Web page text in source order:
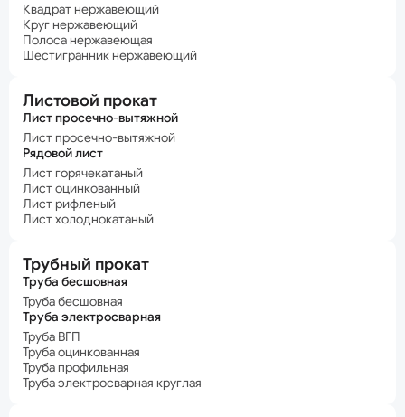
Квадрат нержавеющий
Круг нержавеющий
Полоса нержавеющая
Шестигранник нержавеющий
Листовой прокат
Лист просечно-вытяжной
Лист просечно-вытяжной
Рядовой лист
Лист горячекатаный
Лист оцинкованный
Лист рифленый
Лист холоднокатаный
Трубный прокат
Труба бесшовная
Труба бесшовная
Труба электросварная
Труба ВГП
Труба оцинкованная
Труба профильная
Труба электросварная круглая